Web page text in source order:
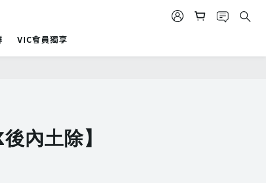
VIC會員獨享
內土除】